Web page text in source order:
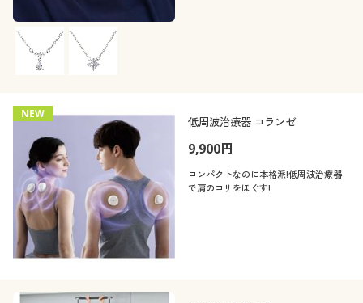
NEW
低周波治療器 コランゼ
9,900円
コンパクトなのに本格派!低周波治療器
で肩のコリをほぐす!